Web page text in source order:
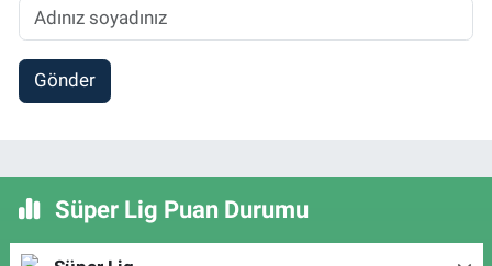
Gönder
Süper Lig Puan Durumu